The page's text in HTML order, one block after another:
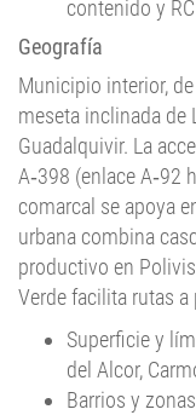
contenido y
Geografía
Municipio interior,
meseta inclinada de
Guadalquivir. La
A‑398 (enlace A‑92
comarcal se apoya
urbana combina
productivo en
Verde facilita rutas a
Superficie y
del Alcor,
Barrios y